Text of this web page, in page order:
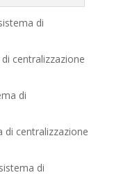
di
centralizzazione
di
di centralizzazione
di